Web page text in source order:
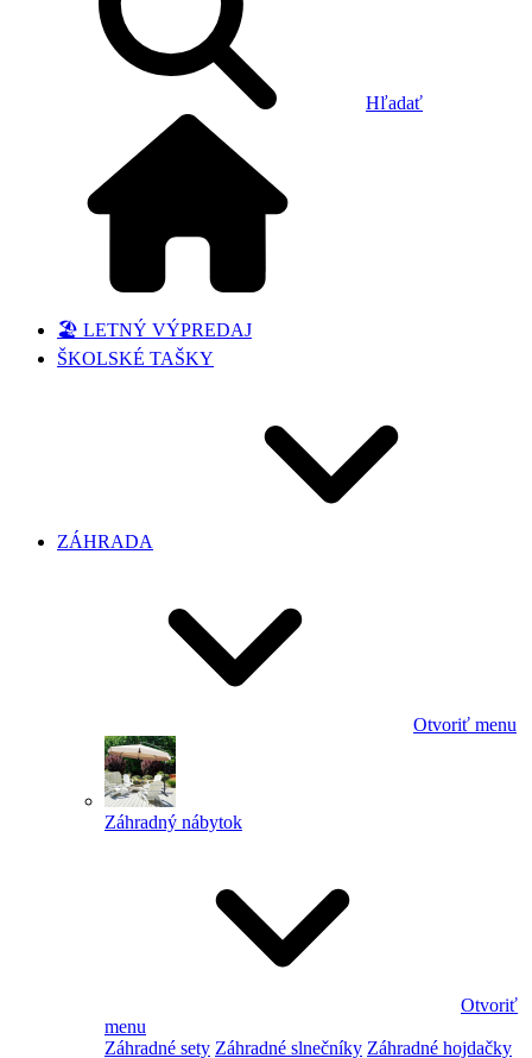
Hľadať
🏖️ LETNÝ VÝPREDAJ
ŠKOLSKÉ TAŠKY
ZÁHRADA
Otvoriť menu
Záhradný nábytok
Otvoriť
menu
Záhradné sety Záhradné slnečníky Záhradné hojdačky